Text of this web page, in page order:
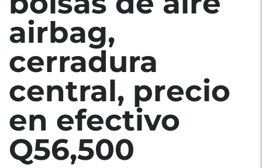
airbag,
cerradura
central, precio
en efectivo
Q56,500